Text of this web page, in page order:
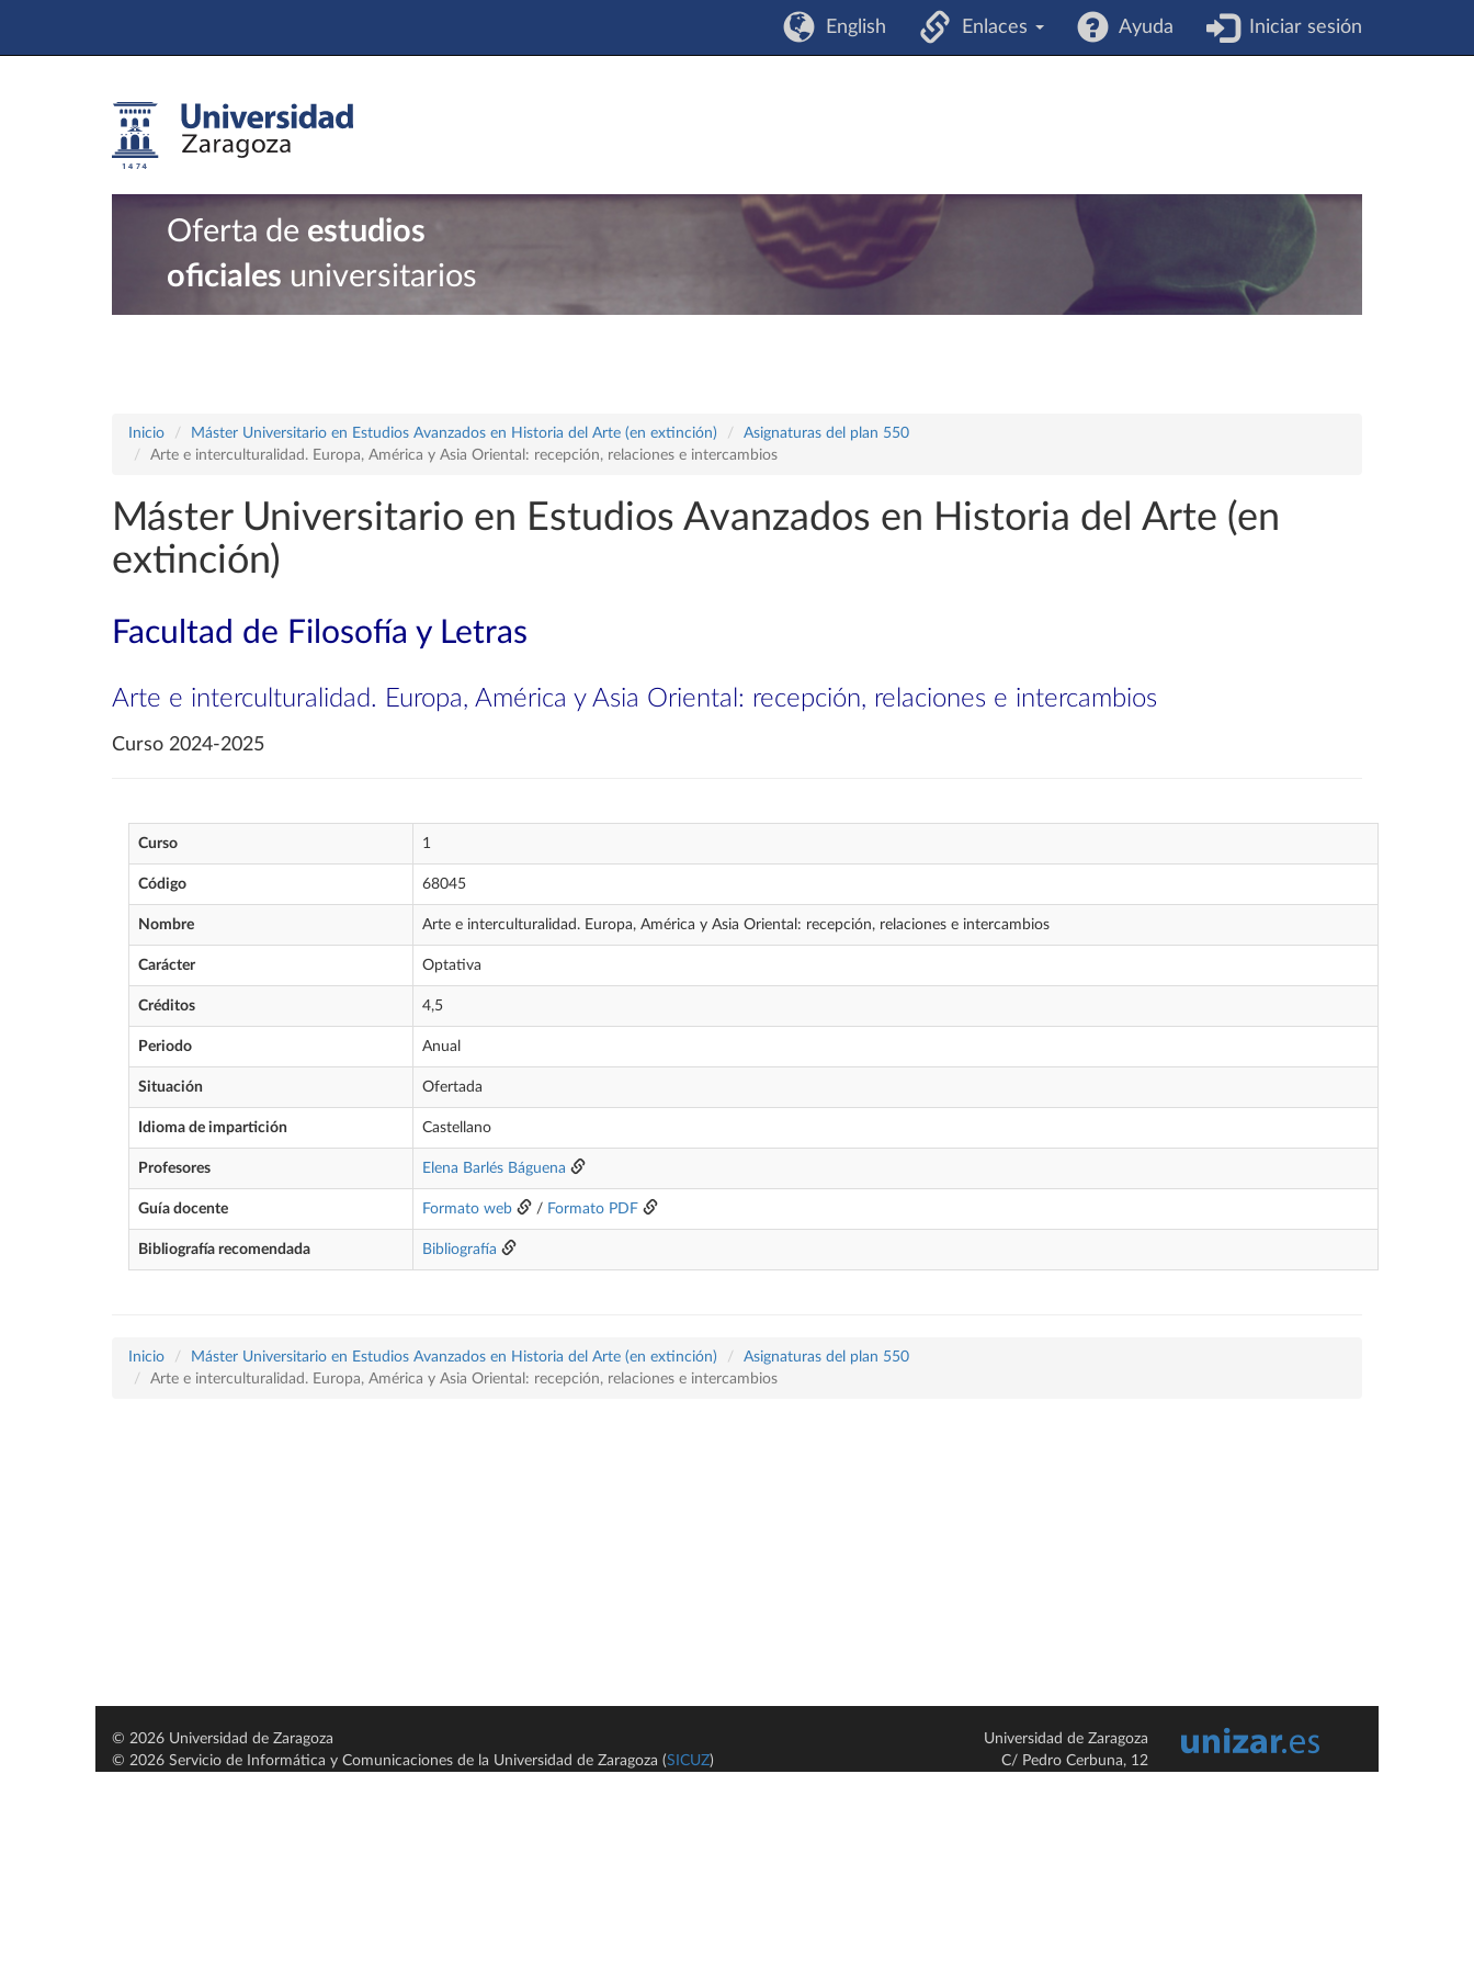
English Enlaces Ayuda Iniciar sesión
Oferta de estudios
oficiales universitarios
Inicio Máster Universitario en Estudios Avanzados en Historia del Arte (en extinción)
Asignaturas del plan 550
Arte e interculturalidad. Europa, América y Asia Oriental: recepción, relaciones e intercambios
Máster Universitario en Estudios Avanzados en Historia del Arte (en
extinción)
Facultad de Filosofía y Letras
Arte e interculturalidad. Europa, América y Asia Oriental: recepción, relaciones e intercambios
Curso 2024-2025
Curso 1
Código 68045
Nombre Arte e interculturalidad. Europa, América y Asia Oriental: recepción, relaciones e intercambios
Carácter Optativa
Créditos 4,5
Periodo Anual
Situación Ofertada
Idioma de impartición Castellano
Profesores Elena Barlés Báguena
Guía docente Formato web / Formato PDF
Bibliografía recomendada Bibliografía
Inicio Máster Universitario en Estudios Avanzados en Historia del Arte (en extinción)
Asignaturas del plan 550
Arte e interculturalidad. Europa, América y Asia Oriental: recepción, relaciones e intercambios
© 2026 Universidad de Zaragoza
© 2026 Servicio de Informática y Comunicaciones de la Universidad de Zaragoza (SICUZ)
Universidad de Zaragoza
C/ Pedro Cerbuna, 12